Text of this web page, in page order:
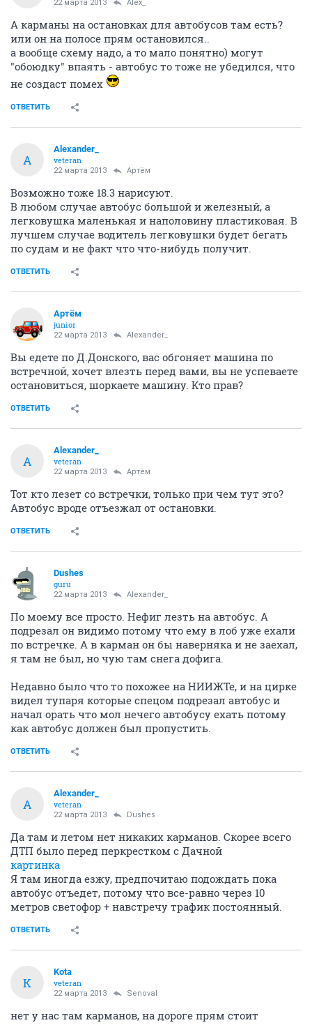
22 марта 2013 Alex_
А карманы на остановках для автобусов там есть?
или он на полосе прям остановился..
а вообще схему надо, а то мало понятно) могут
"обоюдку" впаять - автобус то тоже не убедился, что
не создаст помех
ОТВЕТИТЬ
A
Alexander_
veteran
22 марта 2013 Артём
Возможно тоже 18.3 нарисуют.
В любом случае автобус большой и железный, а
легковушка маленькая и наполовину пластиковая. В
лучшем случае водитель легковушки будет бегать
по судам и не факт что что-нибудь получит.
ОТВЕТИТЬ
Артём
juniоr
22 марта 2013 Alexander_
Вы едете по Д.Донского, вас обгоняет машина по
встречной, хочет влезть перед вами, вы не успеваете
остановиться, шоркаете машину. Кто прав?
ОТВЕТИТЬ
A
Alexander_
veteran
22 марта 2013 Артём
Тот кто лезет со встречки, только при чем тут это?
Автобус вроде отъезжал от остановки.
ОТВЕТИТЬ
Dushes
guru
22 марта 2013 Alexander_
По моему все просто. Нефиг лезть на автобус. А
подрезал он видимо потому что ему в лоб уже ехали
по встречке. А в карман он бы наверняка и не заехал,
я там не был, но чую там снега дофига.
Недавно было что то похожее на НИИЖТе, и на цирке
видел тупаря которые спецом подрезал автобус и
начал орать что мол нечего автобусу ехать потому
как автобус должен был пропустить.
ОТВЕТИТЬ
A
Alexander_
veteran
22 марта 2013 Dushes
Да там и летом нет никаких карманов. Скорее всего
ДТП было перед перкрестком с Дачной
картинка
Я там иногда езжу, предпочитаю подождать пока
автобус отъедет, потому что все-равно через 10
метров светофор + навстречу трафик постоянный.
ОТВЕТИТЬ
K
Kota
veteran
22 марта 2013 Senoval
нет у нас там карманов, на дороге прям стоит